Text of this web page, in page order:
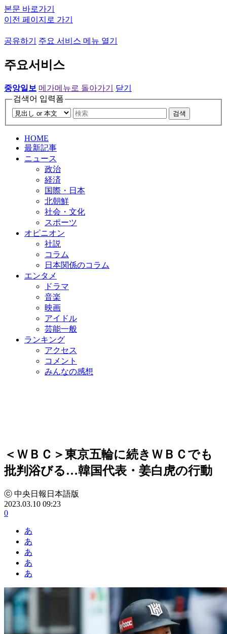
본문 바로가기
이전 페이지로 가기
공유하기 주요 서비스 메뉴 열기
주요서비스
중앙일보 메가메뉴로 돌아가기
닫기
검색어 입력폼
검색
HOME
最新記事
ニュース
政治
経済
国際・日本
北朝鮮
社会・文化
スポーツ
オピニオン
社説
コラム
日本関係のコラム
エンタメ
ドラマ
音楽
映画
アイドル
芸能一般
ランキング
アクセス
コメント
みんなの感想
＜ＷＢＣ＞東京五輪に続きＷＢＣでも
批判浴びる…韓国代表・姜白虎の行動
ⓒ 中央日報日本語版
2023.03.10 09:23
0
あ
あ
あ
あ
あ